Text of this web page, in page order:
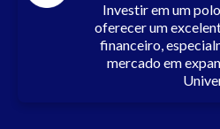
Investir em um
oferecer um
financeiro,
mercado em